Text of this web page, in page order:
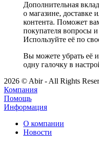
Дополнительная
о магазине, доставке
контента. Поможет
покупателя вопросы
Используйте её по
Вы можете убрать её
одну галочку в
2026 © Abir - All Rights
Компания
Помощь
Информация
О компании
Новости